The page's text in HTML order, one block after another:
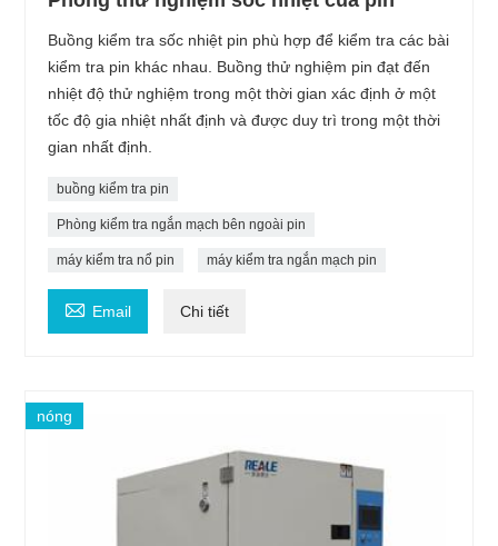
Buồng kiểm tra sốc nhiệt pin phù hợp để kiểm tra các bài
kiểm tra pin khác nhau. Buồng thử nghiệm pin đạt đến
nhiệt độ thử nghiệm trong một thời gian xác định ở một
tốc độ gia nhiệt nhất định và được duy trì trong một thời
gian nhất định.
buồng kiểm tra pin
Phòng kiểm tra ngắn mạch bên ngoài pin
máy kiểm tra nổ pin máy kiểm tra ngắn mạch pin
 Email Chi tiết
nóng